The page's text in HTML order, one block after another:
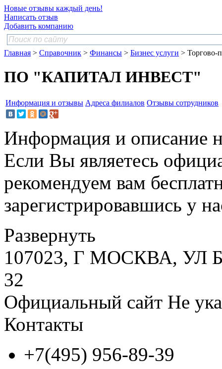
Новые отзывы каждый день!
Написать отзыв
Добавить компанию
Главная > Справочник > Финансы > Бизнес услуги > Торгово-
ПО "КАПИТАЛ ИНВЕСТ"
Информация и отзывы Адреса филиалов Отзывы сотрудников
Информация и описание
Если Вы являетесь
рекомендуем вам
зарегистрировавшись у
Развернуть
107023, Г МОСКВА,
32
Официальный сайт Не
Контакты
+7(495) 956-89-39